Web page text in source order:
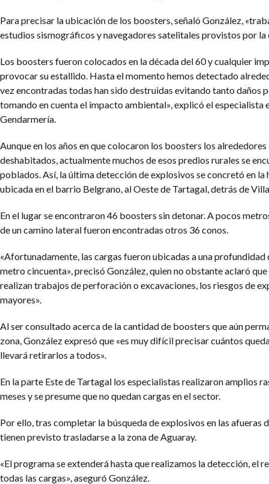
Para precisar la ubicación de los boosters, señaló González,
estudios sismográficos y navegadores satelitales provistos por la
Los boosters fueron colocados en la década del 60 y cualquier
provocar su estallido. Hasta el momento hemos detectado
vez encontradas todas han sido destruidas evitando tanto daños
tomando en cuenta el impacto ambiental», explicó el especialista
Gendarmería.
Aunque en los años en que colocaron los boosters los
deshabitados, actualmente muchos de esos predios rurales se
poblados. Así, la última detección de explosivos se concretó en la
ubicada en el barrio Belgrano, al Oeste de Tartagal, detrás de
En el lugar se encontraron 46 boosters sin detonar. A pocos
de un camino lateral fueron encontradas otros 36 conos.
«Afortunadamente, las cargas fueron ubicadas a una profundidad
metro cincuenta», precisó González, quien no obstante aclaró que
realizan trabajos de perforación o excavaciones, los riesgos de
mayores».
Al ser consultado acerca de la cantidad de boosters que aún
zona, González expresó que «es muy difícil precisar cuántos
llevará retirarlos a todos».
En la parte Este de Tartagal los especialistas realizaron amplios
meses y se presume que no quedan cargas en el sector.
Por ello, tras completar la búsqueda de explosivos en las afueras
tienen previsto trasladarse a la zona de Aguaray.
«El programa se extenderá hasta que realizamos la detección, el
todas las cargas», aseguró González.